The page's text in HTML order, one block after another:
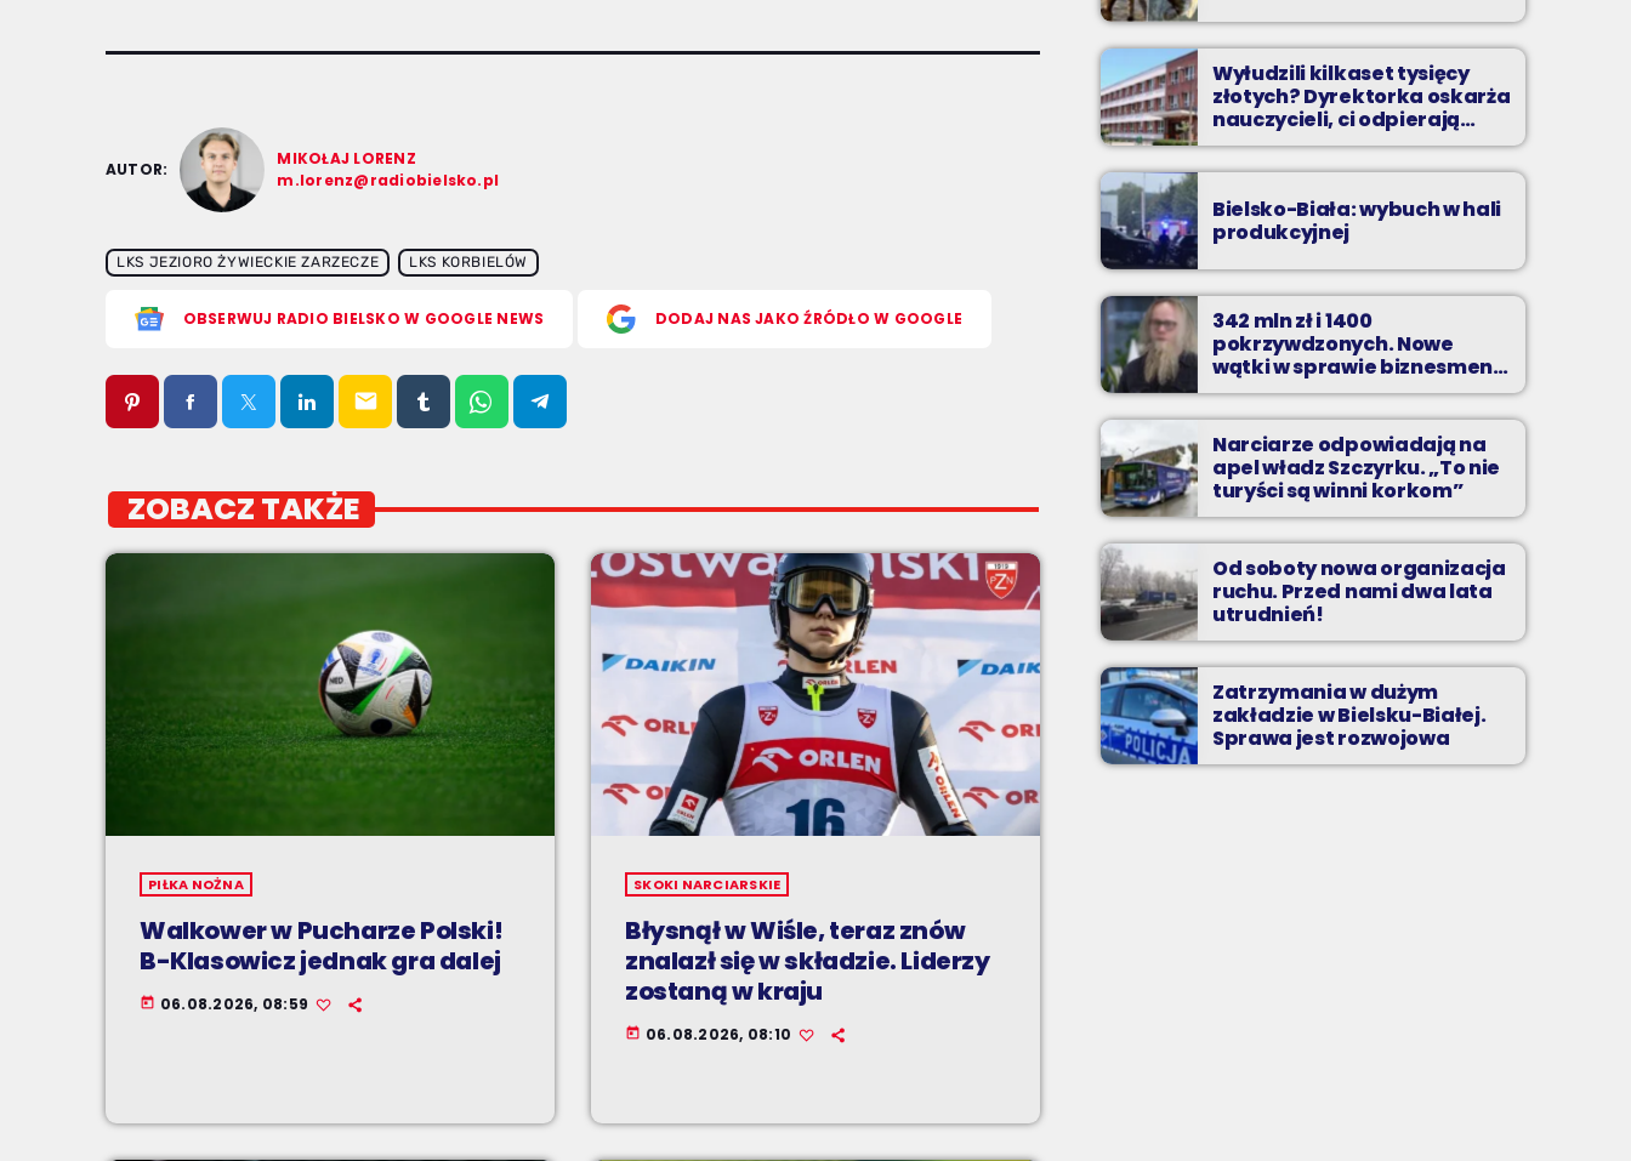
AUTOR:
MIKOŁAJ LORENZ
m.lorenz@radiobielsko.pl
LKS JEZIORO ŻYWIECKIE ZARZECZE LKS KORBIELÓW
OBSERWUJ RADIO BIELSKO W GOOGLE NEWS DODAJ NAS JAKO ŹRÓDŁO W GOOGLE
email
ZOBACZ TAKŻE
PIŁKA NOŻNA
Walkower w Pucharze Polski!
B-Klasowicz jednak gra dalej
today 06.08.2026, 08:59
SKOKI NARCIARSKIE
Błysnął w Wiśle, teraz znów
znalazł się w składzie. Liderzy
zostaną w kraju
today 06.08.2026, 08:10
Wyłudzili kilkaset tysięcy
złotych? Dyrektorka oskarża
nauczycieli, ci odpierają
zarzuty
Bielsko-Biała: wybuch w hali
produkcyjnej
342 mln zł i 1400
pokrzywdzonych. Nowe
wątki w sprawie biznesmena
z Bielska-Białej
Narciarze odpowiadają na
apel władz Szczyrku. „To nie
turyści są winni korkom”
Od soboty nowa organizacja
ruchu. Przed nami dwa lata
utrudnień!
Zatrzymania w dużym
zakładzie w Bielsku-Białej.
Sprawa jest rozwojowa